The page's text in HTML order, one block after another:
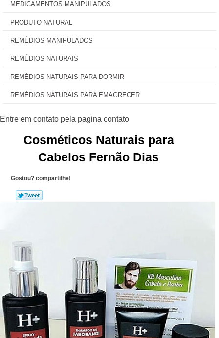
MEDICAMENTOS MANIPULADOS
PRODUTO NATURAL
REMÉDIOS MANIPULADOS
REMÉDIOS NATURAIS
REMÉDIOS NATURAIS PARA DORMIR
REMÉDIOS NATURAIS PARA EMAGRECER
Cosméticos Naturais para
Cabelos Fernão Dias
Gostou? compartilhe!